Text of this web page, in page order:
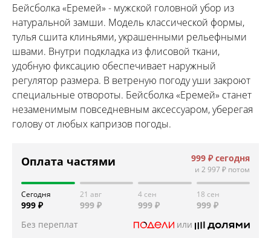
Бейсболка «Еремей» - мужской головной убор из
натуральной замши. Модель классической формы,
тулья сшита клиньями, украшенными рельефными
швами. Внутри подкладка из флисовой ткани,
удобную фиксацию обеспечивает наружный
регулятор размера. В ветреную погоду уши закроют
специальные отвороты. Бейсболка «Еремей» станет
незаменимым повседневным аксессуаром, уберегая
голову от любых капризов погоды.
Оплата частями 999 ₽ сегодня
и 2 997 ₽ потом
Сегодня
999 ₽
21 авг
999 ₽
4 сен
999 ₽
18 сен
999 ₽
Без переплат
или